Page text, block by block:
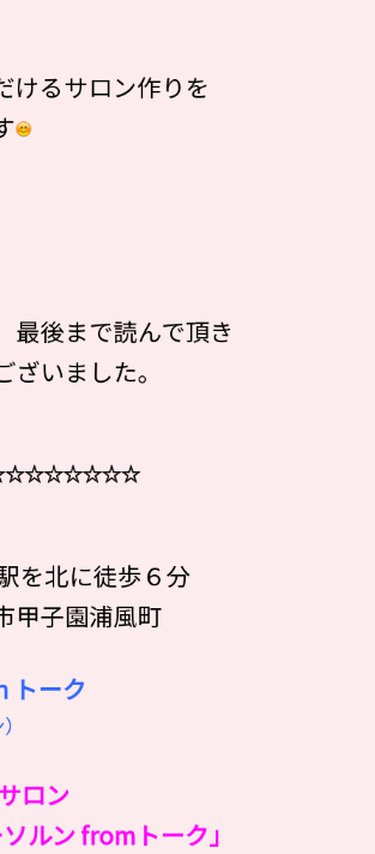
けるサロン作りを
最後まで読んで頂き
いました。
を北に徒歩６分
甲子園浦風町
トーク
ロン
ルン fromトーク｣